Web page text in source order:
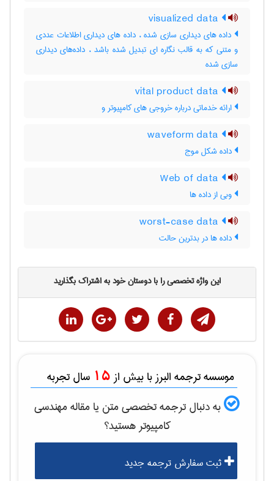
داده های دیداری سازی شده ، داده های دیداری اطلاعات عددی
و متنی که به قالب نگاره ای تبدیل شده باشد ، داده‌های دیداری
سازی شده
ارائه خدماتی درباره خروجی های کامپیوتر و
داده شکل موج
وبی از داده ها
داده ها در بدترین حالت
این واژه تخصصی را با دوستان خود به اشتراک بگذارید
موسسه ترجمه البرز با بیش از 15 سال تجربه
به دنبال ترجمه تخصصی متن یا مقالهمهندسی
كامپيوترهستید؟
ثبت سفارش ترجمه جدید